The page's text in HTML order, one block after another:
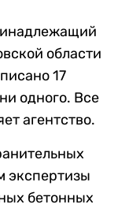
области
17
одного. Все
агентство.
экспертизы
бетонных